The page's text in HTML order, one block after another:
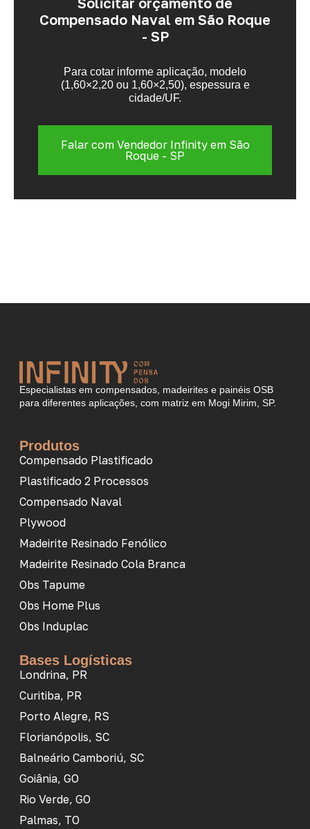
Compensado Naval em São Roque
- SP
Para cotar informe aplicação, modelo
(1,60×2,20 ou 1,60×2,50), espessura e
cidade/UF.
Falar com Vendedor Infinity em São
Roque - SP
Especialistas em compensados, madeirites e painéis OSB
para diferentes aplicações, com matriz em Mogi Mirim, SP.
Produtos
Compensado Plastificado
Plastificado 2 Processos
Compensado Naval
Plywood
Madeirite Resinado Fenólico
Madeirite Resinado Cola Branca
Obs Tapume
Obs Home Plus
Obs Induplac
Bases Logísticas
Londrina, PR
Curitiba, PR
Porto Alegre, RS
Florianópolis, SC
Balneário Camboriú, SC
Goiânia, GO
Rio Verde, GO
Palmas, TO